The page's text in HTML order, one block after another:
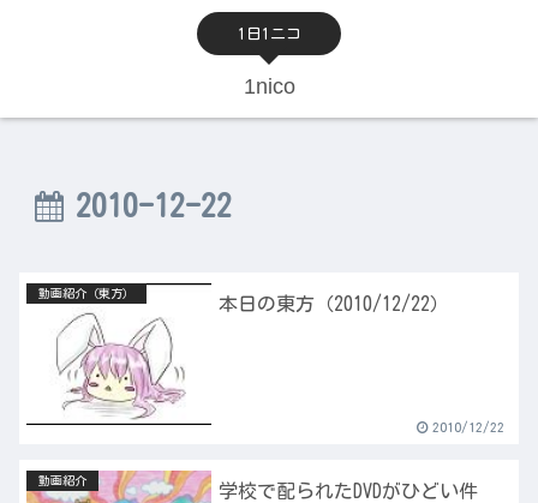
1日1ニコ
1nico
2010-12-22
動画紹介（東方）
本日の東方（2010/12/22）
2010/12/22
動画紹介
学校で配られたDVDがひどい件